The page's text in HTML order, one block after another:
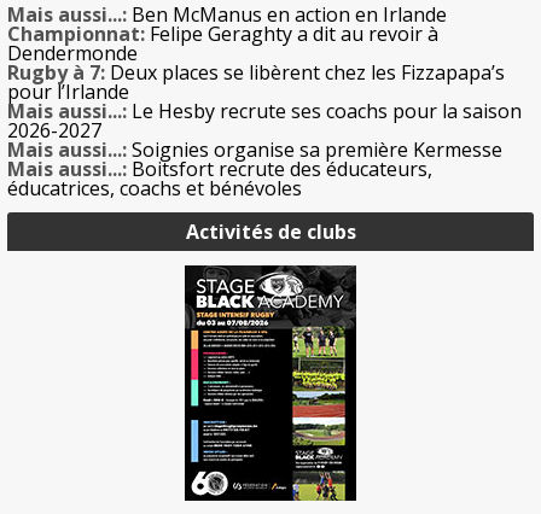
Mais aussi...: Ben McManus en action en Irlande
Championnat: Felipe Geraghty a dit au revoir à
Dendermonde
Rugby à 7: Deux places se libèrent chez les Fizzapapa’s
pour l’Irlande
Mais aussi...: Le Hesby recrute ses coachs pour la saison
2026-2027
Mais aussi...:Soignies organise sa première Kermesse
Mais aussi...: Boitsfort recrute des éducateurs,
éducatrices, coachs et bénévoles
Activités de clubs